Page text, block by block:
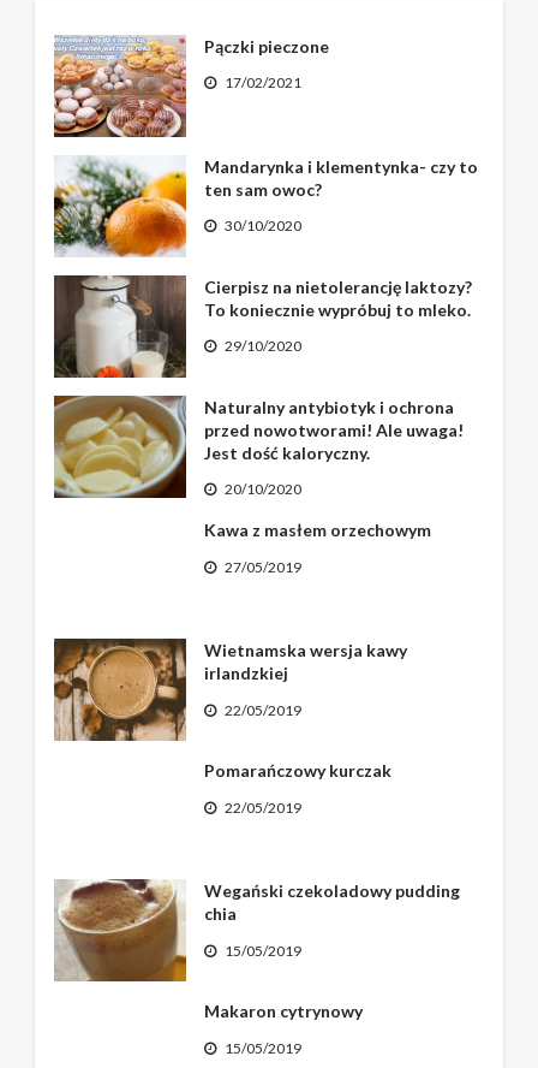
Pączki pieczone
17/02/2021
Mandarynka i klementynka- czy to
ten sam owoc?
30/10/2020
Cierpisz na nietolerancję laktozy?
To koniecznie wypróbuj to mleko.
29/10/2020
Naturalny antybiotyk i ochrona
przed nowotworami! Ale uwaga!
Jest dość kaloryczny.
20/10/2020
Kawa z masłem orzechowym
27/05/2019
Wietnamska wersja kawy
irlandzkiej
22/05/2019
Pomarańczowy kurczak
22/05/2019
Wegański czekoladowy pudding
chia
15/05/2019
Makaron cytrynowy
15/05/2019